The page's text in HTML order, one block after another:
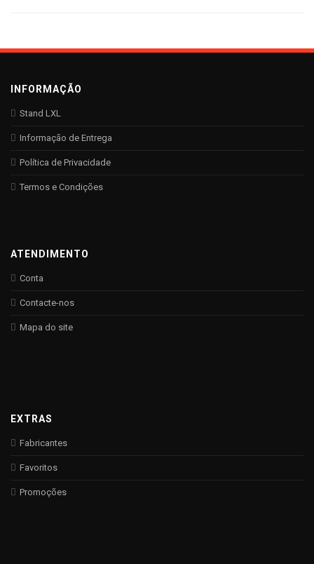
INFORMAÇÃO
Stand LXL
Informação de Entrega
Política de Privacidade
Termos e Condições
ATENDIMENTO
Conta
Contacte-nos
Mapa do site
EXTRAS
Fabricantes
Favoritos
Promoções